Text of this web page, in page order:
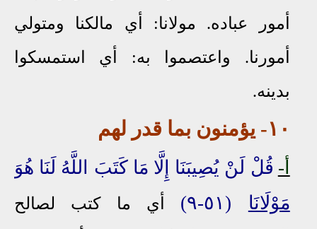
أمور عباده. مولانا: أي مالكنا ومتولي
أمورنا. واعتصموا به: أي استمسكوا
بدينه.
١٠- يؤمنون بما قدر لهم
أ- قُلْ لَنْ يُصِيبَنَا إِلَّا مَا كَتَبَ اللَّهُ لَنَا هُوَ
مَوْلَانَا (٥١-٩)
أي ما كتب لصالح